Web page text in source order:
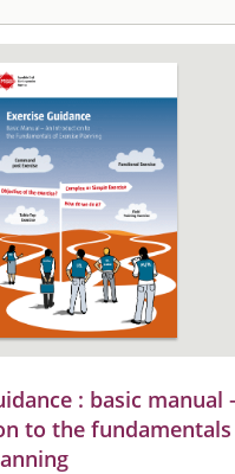
: basic manual
to the